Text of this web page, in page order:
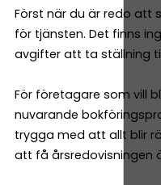
Först när du är redo att
för tjänsten. Det finns
avgifter att ta ställning
För företagare som vill
nuvarande
trygga med att allt blir
att få årsredovisningen